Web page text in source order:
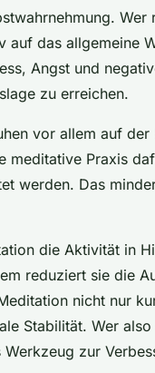
auf das allgemeine
Angst und
zu erreichen.
vor allem auf der
Praxis
werden. Das
die Aktivität in
reduziert sie die
nicht nur
Stabilität. Wer
zur